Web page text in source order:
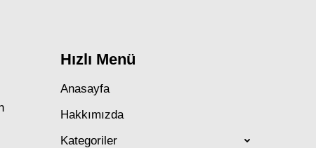
Hızlı Menü
Anasayfa
Hakkımızda
Kategoriler